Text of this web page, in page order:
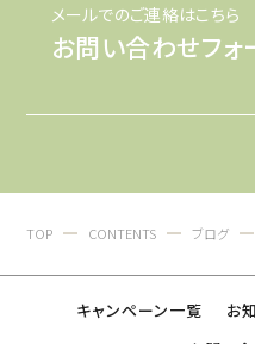
メールでのご連絡はこちら
お問い合わせフォ
TOP CONTENTS ブログ
キャンペーン一覧 お